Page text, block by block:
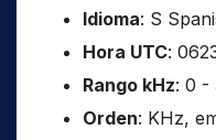
Idioma: S
Hora UTC:
Rango kHz: 0 -
Orden: KHz,